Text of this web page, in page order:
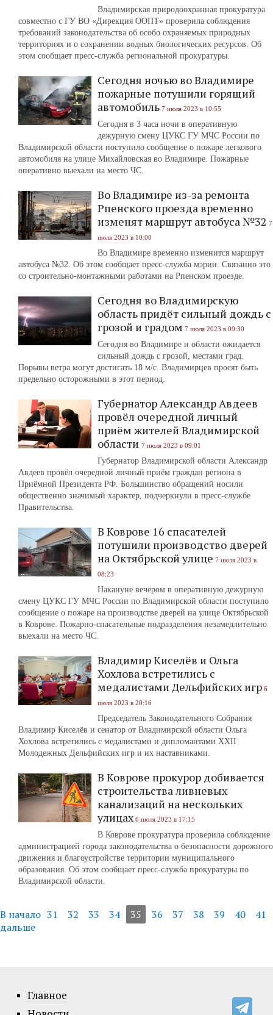
Владимирская природоохранная прокуратура
совместно с ГУ ВО «Дирекция ООПТ» проверила соблюдения
требований законодательства об особо охраняемых природных
территориях и о сохранении водных биологических ресурсов. Об
этом сообщает пресс-служба региональной прокуратуры.
Сегодня ночью во Владимире
пожарные потушили горящий
автомобиль 7 июля 2023 в 10:55
Сегодня в 3 часа ночи в оперативную
дежурную смену ЦУКС ГУ МЧС России по
Владимирской области поступило сообщение о пожаре легкового
автомобиля на улице Михайловская во Владимире. Пожарные
оперативно выехали на место ЧС.
Во Владимире из-за ремонта
Рпенского проезда временно
изменят маршрут автобуса №32 7
июля 2023 в 10:00
Во Владимире временно изменится маршрут
автобуса №32. Об этом сообщает пресс-служба мэрии. Связанно это
со строительно-монтажными работами на Рпенском проезде.
Сегодня во Владимирскую
область придёт сильный дождь с
грозой и градом 7 июля 2023 в 09:30
Сегодня во Владимире и области ожидается
сильный дождь с грозой, местами град.
Порывы ветра могут достигать 18 м/с. Владимирцев просят быть
предельно осторожными в этот период.
Губернатор Александр Авдеев
провёл очередной личный
приём жителей Владимирской
области 7 июля 2023 в 09:01
Губернатор Владимирской области Александр
Авдеев провёл очередной личный приём граждан региона в
Приёмной Президента РФ. Большинство обращений носили
общественно значимый характер, подчеркнули в пресс-службе
Правительства.
В Коврове 16 спасателей
потушили производство дверей
на Октябрьской улице 7 июля 2023 в
08:23
Накануне вечером в оперативную дежурную
смену ЦУКС ГУ МЧС России по Владимирской области поступило
сообщение о пожаре на производстве дверей на улице Октябрьской
в Коврове. Пожарно-спасательные подразделения незамедлительно
выехали на место ЧС.
Владимир Киселёв и Ольга
Хохлова встретились с
медалистами Дельфийских игр 6
июля 2023 в 20:16
Председатель Законодательного Собрания
Владимир Киселёв и сенатор от Владимирской области Ольга
Хохлова встретились с медалистами и дипломантами XXII
Молодежных Дельфийских игр и их наставниками.
В Коврове прокурор добивается
строительства ливневых
канализаций на нескольких
улицах 6 июля 2023 в 17:15
В Коврове прокуратура проверила соблюдение
администрацией города законодательства о безопасности дорожного
движения и благоустройстве территории муниципального
образования. Об этом сообщает пресс-служба прокуратуры по
Владимирской области.
В начало 31 32 33 34 35 36 37 38 39 40
41
дальше
Главное